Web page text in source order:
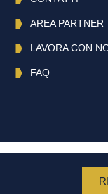
AREA PARTNER
LAVORA CON
FAQ